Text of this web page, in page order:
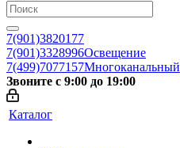
7(901)3820177
7(901)3328996Освещение
7(499)7077157Многоканальный
Звоните с 9:00 до 19:00
Каталог